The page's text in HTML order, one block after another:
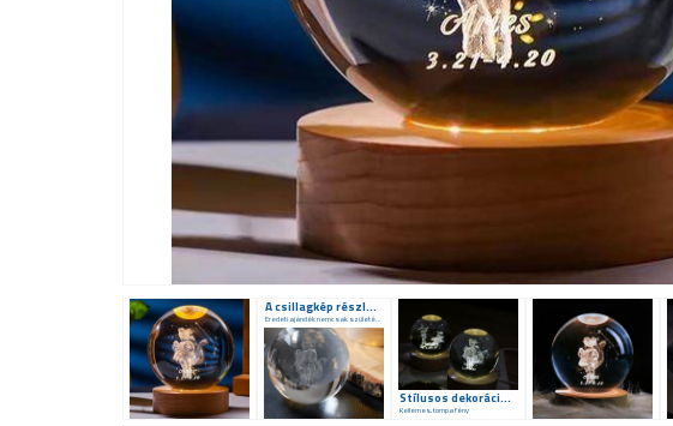
A csillagkép részletes ábrázolása
Eredeti ajándék nemcsak születésnapra
Stílusos dekoráció a belső térbe
Kellemes, tompa fény